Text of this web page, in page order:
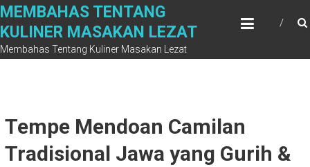
Skip
content
MEMBAHAS TENTANG
KULINER MASAKAN LEZAT
Membahas Tentang Kuliner Masakan Lezat
Tempe Mendoan Camilan
Tradisional Jawa yang Gurih &